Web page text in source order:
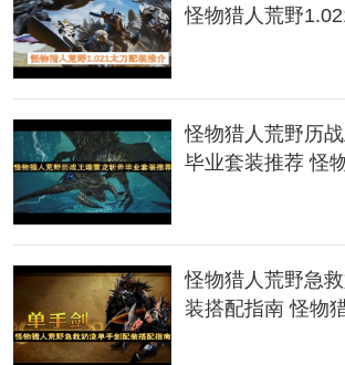
一夜花SL换金票法依然高效，但需备份
新。
想稳定刷资源，推荐调查任务刷古老珠
跑图。
二、Q&A扫盲快问快答
答：优先以下几种情况进入探索：
地图提示有“稀有巨大特产”;
怪物猎人荒野
怪物猎人荒野历
毕业套装推荐 怪
怪物猎人荒野急
装搭配指南 怪物